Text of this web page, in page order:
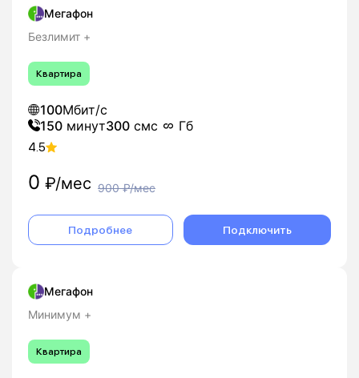
Мегафон
Безлимит +
Квартира
100Мбит/с
150 минут300 смс Гб
4.5
0 ₽/мес 900₽/мес
Подробнее Подключить
Мегафон
Минимум +
Квартира